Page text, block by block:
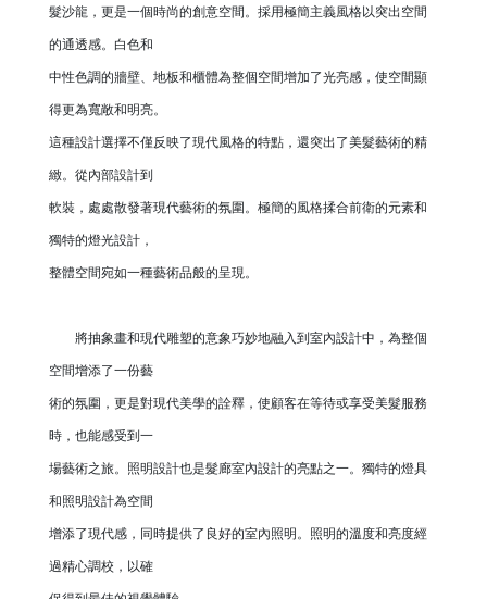
髮沙龍，更是一個時尚的創意空間。採用極簡主義風格以突出空間
的通透感。白色和
中性色調的牆壁、地板和櫃體為整個空間增加了光亮感，使空間顯
得更為寬敞和明亮。
這種設計選擇不僅反映了現代風格的特點，還突出了美髮藝術的精
緻。從內部設計到
軟裝，處處散發著現代藝術的氛圍。極簡的風格揉合前衛的元素和
獨特的燈光設計，
整體空間宛如一種藝術品般的呈現。
將抽象畫和現代雕塑的意象巧妙地融入到室內設計中，為整個
空間增添了一份藝
術的氛圍，更是對現代美學的詮釋，使顧客在等待或享受美髮服務
時，也能感受到一
場藝術之旅。照明設計也是髮廊室內設計的亮點之一。獨特的燈具
和照明設計為空間
增添了現代感，同時提供了良好的室內照明。照明的溫度和亮度經
過精心調校，以確